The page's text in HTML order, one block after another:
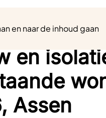
en naar de inhoud gaan
en
Assen